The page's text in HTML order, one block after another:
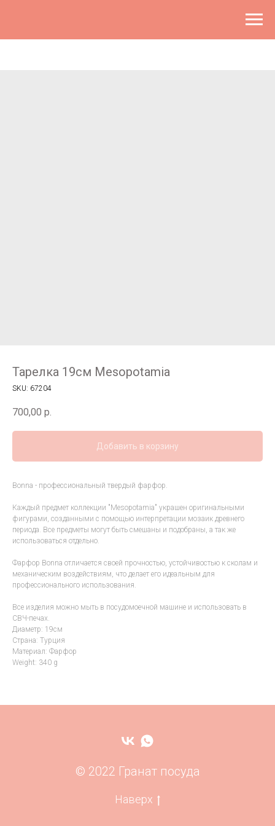
Тарелка 19см Mesopotamia
SKU: 67204
700,00 р.
Добавить в корзину
Bonna - профессиональный твердый фарфор.
Каждый предмет коллекции "Mesopotamia" украшен оригинальными
фигурами, созданными с помощью интерпретации мозаик древнего
периода. Все предметы могут быть смешаны и подобраны, а так же
использоваться отдельно.
Фарфор Bonna отличается своей прочностью, устойчивостью к сколам и
механическим воздействиям, что делает его идеальным для
профессионального использования.
Все изделия можно мыть в посудомоечной машине и использовать в
СВЧ-печах.
Диаметр: 19см
Страна: Турция
Материал: Фарфор
Weight: 340 g
© 2022 Гранат посуда
Наверх